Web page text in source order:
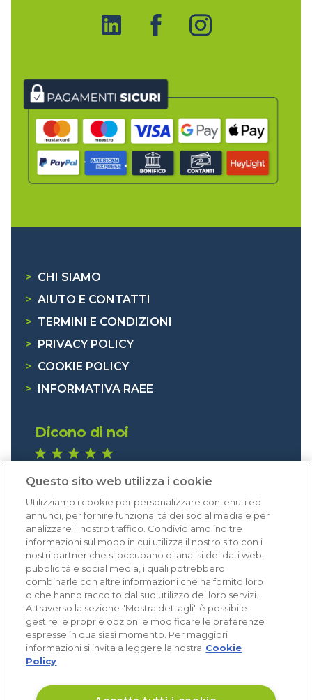
> CHI SIAMO
> AIUTO E CONTATTI
> TERMINI E CONDIZIONI
>
PRIVACY POLICY
> COOKIE POLICY
>
INFORMATIVA RAEE
Dicono di noi
Eccellente (4,8)
Acquisti verificati
Questo sito web utilizza i cookie
Utilizziamo i cookie per personalizzare contenuti ed
annunci, per fornire funzionalità dei social media e per
analizzare il nostro traffico. Condividiamo inoltre
informazioni sul modo in cui utilizza il nostro sito con i
nostri partner che si occupano di analisi dei dati web,
pubblicità e social media, i quali potrebbero
combinarle con altre informazioni che ha fornito loro
o che hanno raccolto dal suo utilizzo dei loro servizi.
Attraverso la sezione "Mostra dettagli" è possibile
gestire le proprie opzioni e modificare le preferenze
espresse in qualsiasi momento. Per maggiori
informazioni si invita a leggere la nostra Cookie
Policy